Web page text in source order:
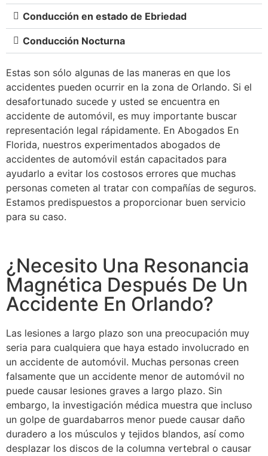
Conducción en estado de Ebriedad
Conducción Nocturna
Estas son sólo algunas de las maneras en que los
accidentes pueden ocurrir en la zona de Orlando. Si el
desafortunado sucede y usted se encuentra en
accidente de automóvil, es muy importante buscar
representación legal rápidamente. En Abogados En
Florida, nuestros experimentados abogados de
accidentes de automóvil están capacitados para
ayudarlo a evitar los costosos errores que muchas
personas cometen al tratar con compañías de seguros.
Estamos predispuestos a proporcionar buen servicio
para su caso.
¿Necesito Una Resonancia
Magnética Después De Un
Accidente En Orlando?
Las lesiones a largo plazo son una preocupación muy
seria para cualquiera que haya estado involucrado en
un accidente de automóvil. Muchas personas creen
falsamente que un accidente menor de automóvil no
puede causar lesiones graves a largo plazo. Sin
embargo, la investigación médica muestra que incluso
un golpe de guardabarros menor puede causar daño
duradero a los músculos y tejidos blandos, así como
desplazar los discos de la columna vertebral o causar